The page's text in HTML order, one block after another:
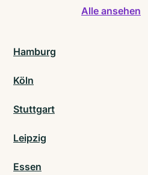
Alle ansehen
Hamburg
Köln
Stuttgart
Leipzig
Essen